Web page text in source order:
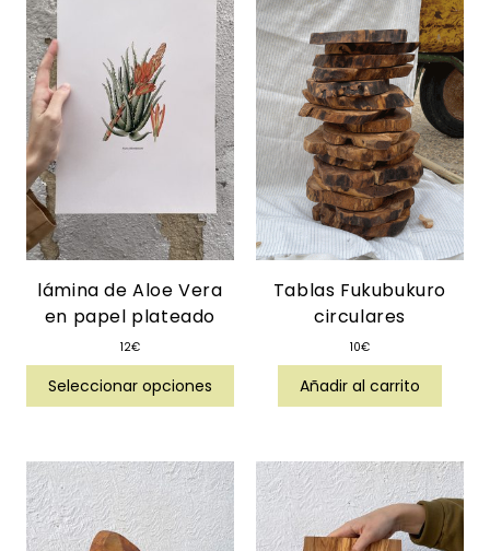
lámina de Aloe Vera
en papel plateado
12€
Seleccionar opciones
Tablas Fukubukuro
circulares
10€
Añadir al carrito